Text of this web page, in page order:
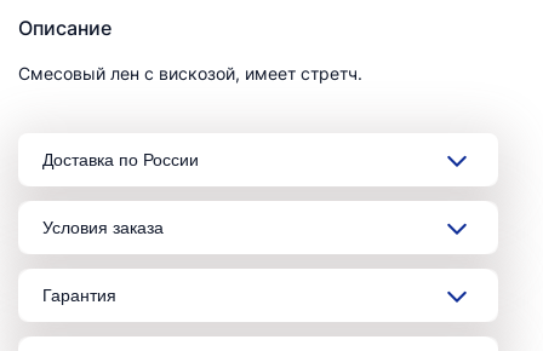
Описание
Смесовый лен с вискозой, имеет стретч.
Доставка по России
Условия заказа
Гарантия